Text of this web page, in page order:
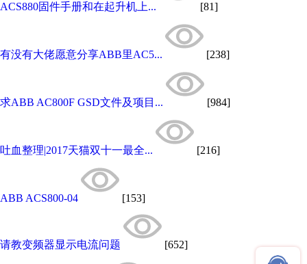
ACS880固件手册和在起升机上... [81]
有没有大佬愿意分享ABB里AC5... [238]
求ABB AC800F GSD文件及项目... [984]
吐血整理|2017天猫双十一最全... [216]
ABB ACS800-04 [153]
请教变频器显示电流问题 [652]